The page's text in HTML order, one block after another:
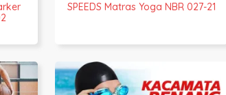
SPEEDS Matras Yoga NBR 027-21